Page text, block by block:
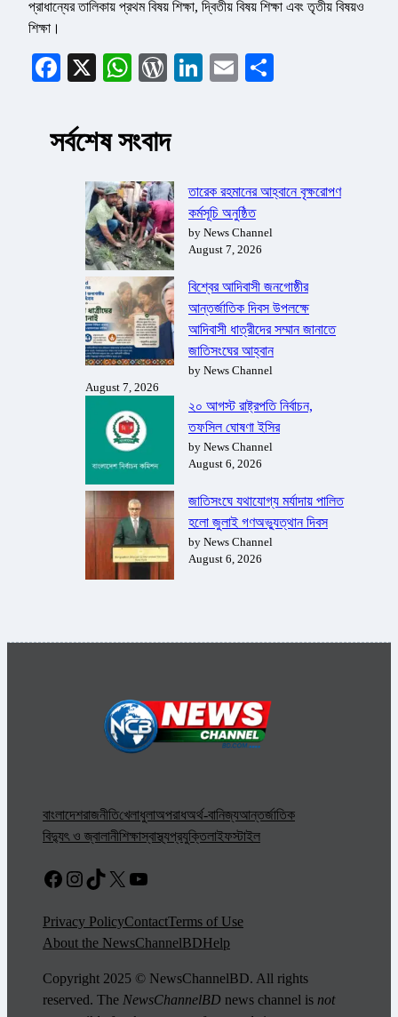
প্রাধান্যের তালিকায় প্রথম বিষয় শিক্ষা, দ্বিতীয় বিষয় শিক্ষা এবং তৃতীয় বিষয়ও
শিক্ষা।
Facebook
X WhatsApp
WordPress
LinkedIn
Email
সর্বশেষ সংবাদ
তারেক রহমানের আহ্বানে বৃক্ষরোপণ
কর্মসূচি অনুষ্ঠিত
by News Channel
August 7, 2026
বিশ্বের আদিবাসী জনগোষ্ঠীর
আন্তর্জাতিক দিবস উপলক্ষে
আদিবাসী ধাত্রীদের সম্মান জানাতে
জাতিসংঘের আহ্বান
by News Channel
August 7, 2026
২০ আগস্ট রাষ্ট্রপতি নির্বাচন,
তফসিল ঘোষণা ইসির
by News Channel
August 6, 2026
জাতিসংঘে যথাযোগ্য মর্যাদায় পালিত
হলো জুলাই গণঅভ্যুত্থান দিবস
by News Channel
August 6, 2026
বাংলাদেশরাজনীতিখেলাধুলাঅপরাধঅর্থ-বানিজ্যআন্তর্জাতিক
বিদ্যুৎ ও জ্বালানীশিক্ষাস্বাস্থ্যপ্রযুক্তিলাইফস্টাইল
Facebook
Instagram
TikTok
X YouTube
Privacy PolicyContactTerms of Use
About the NewsChannelBDHelp
Copyright 2025 © NewsChannelBD. All rights
reserved. The NewsChannelBD news channel is not